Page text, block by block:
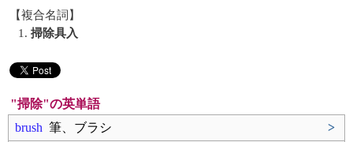
【複合名詞】
1. 掃除具入
"掃除"の英単語
brush 筆、ブラシ
>